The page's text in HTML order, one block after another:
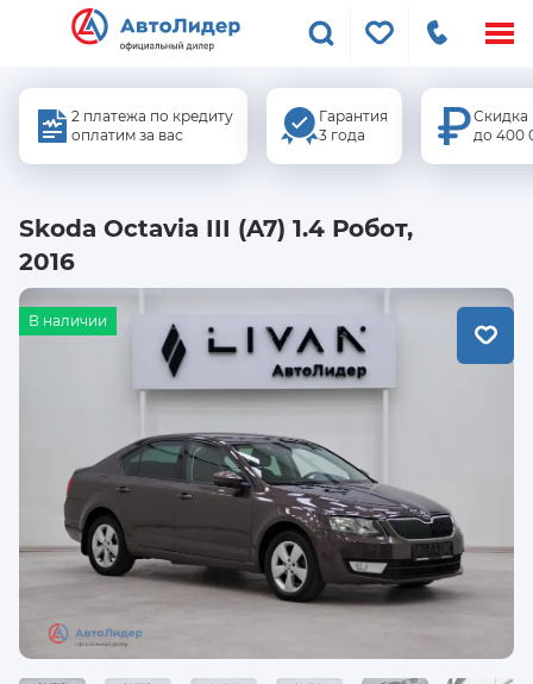
2 платежа по кредиту
оплатим за вас
Гарантия
3 года
Скидка
до 400
Skoda Octavia III (A7) 1.4 Робот,
2016
В наличии